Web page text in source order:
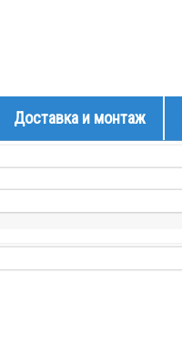
Доставка и монтаж